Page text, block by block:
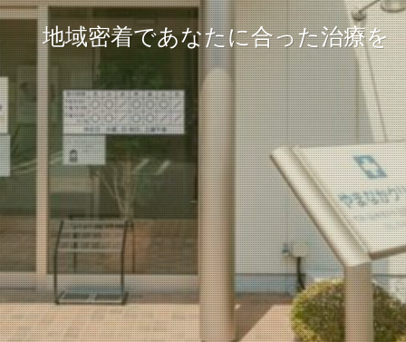
地域密着であなたに合った治療を
脳神経・整形外科の専門医
地域密着であなたに合った治療を